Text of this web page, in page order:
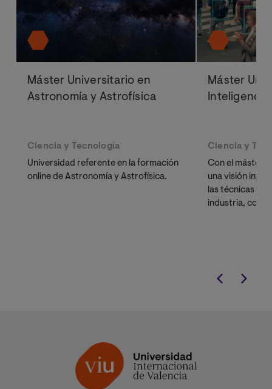
Máster Universitario en
Astronomía y Astrofísica
Ciencia y Tecnología
Universidad referente en la formación
online de Astronomía y Astrofísica.
Máster
Ciencia y
Con el máster
una visión
las técnicas
industria, como